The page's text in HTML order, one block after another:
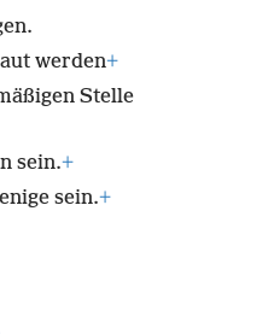
werden+
Stelle
sein.+
sein.+